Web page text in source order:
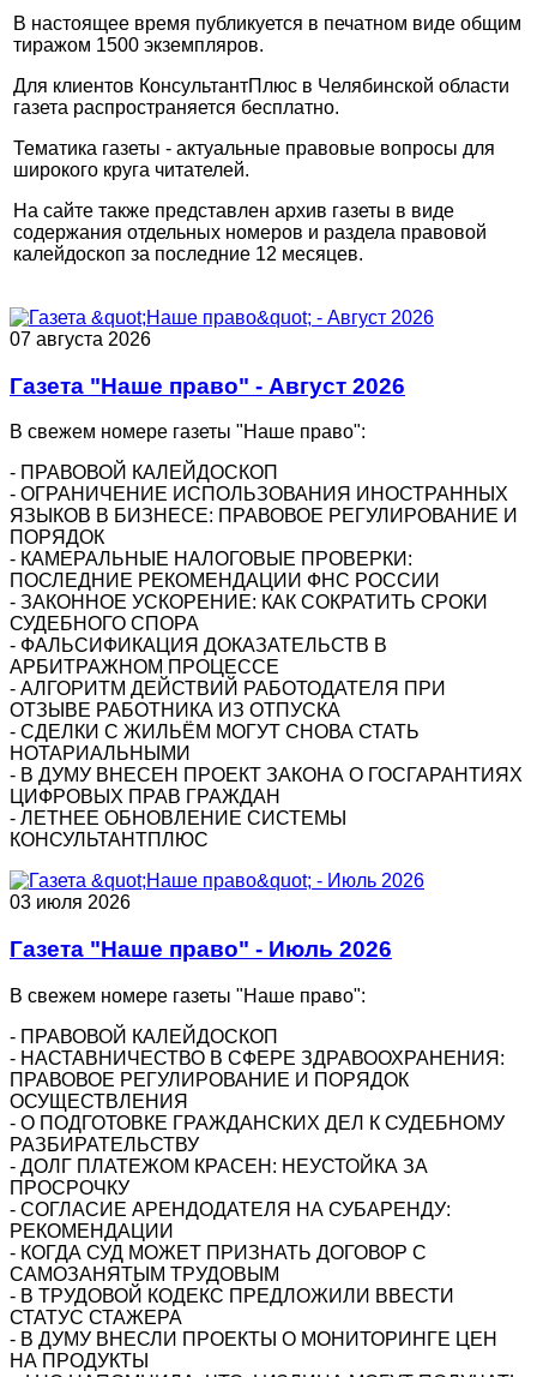
В настоящее время публикуется в печатном виде общим
тиражом 1500 экземпляров.
Для клиентов КонсультантПлюс в Челябинской области
газета распространяется бесплатно.
Тематика газеты - актуальные правовые вопросы для
широкого круга читателей.
На сайте также представлен архив газеты в виде
содержания отдельных номеров и раздела правовой
калейдоскоп за последние 12 месяцев.
07 августа 2026
Газета "Наше право" - Август 2026
В свежем номере газеты "Наше право":
- ПРАВОВОЙ КАЛЕЙДОСКОП
- ОГРАНИЧЕНИЕ ИСПОЛЬЗОВАНИЯ ИНОСТРАННЫХ
ЯЗЫКОВ В БИЗНЕСЕ: ПРАВОВОЕ РЕГУЛИРОВАНИЕ И
ПОРЯДОК
- КАМЕРАЛЬНЫЕ НАЛОГОВЫЕ ПРОВЕРКИ:
ПОСЛЕДНИЕ РЕКОМЕНДАЦИИ ФНС РОССИИ
- ЗАКОННОЕ УСКОРЕНИЕ: КАК СОКРАТИТЬ СРОКИ
СУДЕБНОГО СПОРА
- ФАЛЬСИФИКАЦИЯ ДОКАЗАТЕЛЬСТВ В
АРБИТРАЖНОМ ПРОЦЕССЕ
- АЛГОРИТМ ДЕЙСТВИЙ РАБОТОДАТЕЛЯ ПРИ
ОТЗЫВЕ РАБОТНИКА ИЗ ОТПУСКА
- СДЕЛКИ С ЖИЛЬЁМ МОГУТ СНОВА СТАТЬ
НОТАРИАЛЬНЫМИ
- В ДУМУ ВНЕСЕН ПРОЕКТ ЗАКОНА О ГОСГАРАНТИЯХ
ЦИФРОВЫХ ПРАВ ГРАЖДАН
- ЛЕТНЕЕ ОБНОВЛЕНИЕ СИСТЕМЫ
КОНСУЛЬТАНТПЛЮС
03 июля 2026
Газета "Наше право" - Июль 2026
В свежем номере газеты "Наше право":
- ПРАВОВОЙ КАЛЕЙДОСКОП
- НАСТАВНИЧЕСТВО В СФЕРЕ ЗДРАВООХРАНЕНИЯ:
ПРАВОВОЕ РЕГУЛИРОВАНИЕ И ПОРЯДОК
ОСУЩЕСТВЛЕНИЯ
- О ПОДГОТОВКЕ ГРАЖДАНСКИХ ДЕЛ К СУДЕБНОМУ
РАЗБИРАТЕЛЬСТВУ
- ДОЛГ ПЛАТЕЖОМ КРАСЕН: НЕУСТОЙКА ЗА
ПРОСРОЧКУ
- СОГЛАСИЕ АРЕНДОДАТЕЛЯ НА СУБАРЕНДУ:
РЕКОМЕНДАЦИИ
- КОГДА СУД МОЖЕТ ПРИЗНАТЬ ДОГОВОР С
САМОЗАНЯТЫМ ТРУДОВЫМ
- В ТРУДОВОЙ КОДЕКС ПРЕДЛОЖИЛИ ВВЕСТИ
СТАТУС СТАЖЕРА
- В ДУМУ ВНЕСЛИ ПРОЕКТЫ О МОНИТОРИНГЕ ЦЕН
НА ПРОДУКТЫ